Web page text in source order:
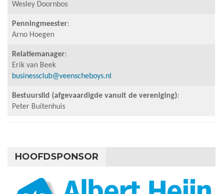
Wesley Doornbos
Penningmeester:
Arno Hoegen
Relatiemanager:
Erik van Beek
businessclub@veenscheboys.nl
Bestuurslid (afgevaardigde vanuit de vereniging):
Peter Buitenhuis
HOOFDSPONSOR